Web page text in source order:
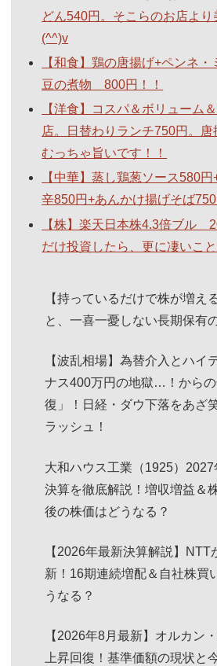
どん540円。そこらのお店より
(^^)v
【和食】鶏の唐揚げ+ペンネ
豆の煮物 800円！！
【洋食】コスパ＆ボリューム
店。日替わりランチ750円。
むっちゃ旨いです！！
【中華】蒸し鶏葱ソース580
辛850円+あんかけ揚げそば750
【株】楽天日本株4.3倍ブル
だけ投資したら、更に凄いこ
【持っているだけで株が増え
と、一喜一憂しない長期保有
【波乱相場】為替介入とハイ
ナス400万円の地獄…！からの
復」！日経・ダウ下落をあざ
ラッシュ！
大和ハウス工業（1925）
決算を徹底解説！増収増益＆
後の株価はどうなる？
【2026年最新決算解説】
新！16期連続増配＆自社株買
うなる？
【2026年8月最新】オルカン
上昇回復！基準価額の現状と